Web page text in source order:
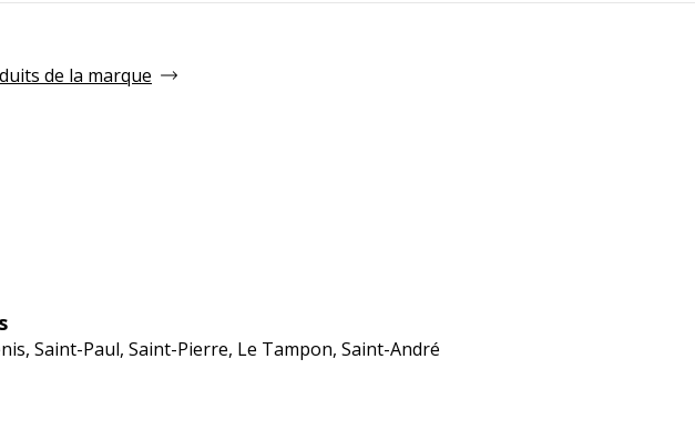
de la marque
Saint-Paul, Saint-Pierre, Le Tampon, Saint-André